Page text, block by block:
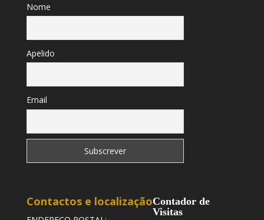
Nome
Apelido
Email
Contactos e localizaçãoContador de
Visitas